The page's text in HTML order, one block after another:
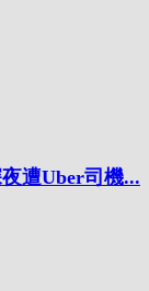
遭Uber司機...